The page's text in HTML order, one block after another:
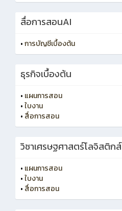
สื่อการสอนAI
•การบัญชีเบื้องต้น
ธุรกิจเบื้องต้น
• แผนการสอน
•ใบงาน
• สื่อการสอน
วิชาเศรษฐศาสตร์โลจิสติกส์
• แผนการสอน
•ใบงาน
• สื่อการสอน